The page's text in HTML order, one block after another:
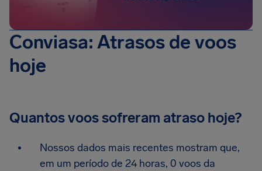
Conviasa: Atrasos de voos
hoje
Quantos voos sofreram atraso hoje?
Nossos dados mais recentes mostram que,
em um período de 24 horas, 0 voos da